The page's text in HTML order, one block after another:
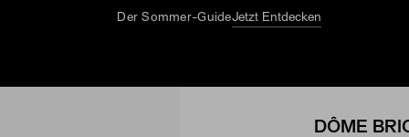
Der Sommer-GuideJetzt Entdecken
DÔME